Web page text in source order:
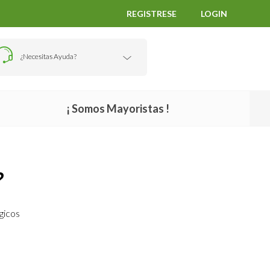
REGISTRESE LOGIN
¿Necesitas Ayuda?
¡ Somos Mayoristas !